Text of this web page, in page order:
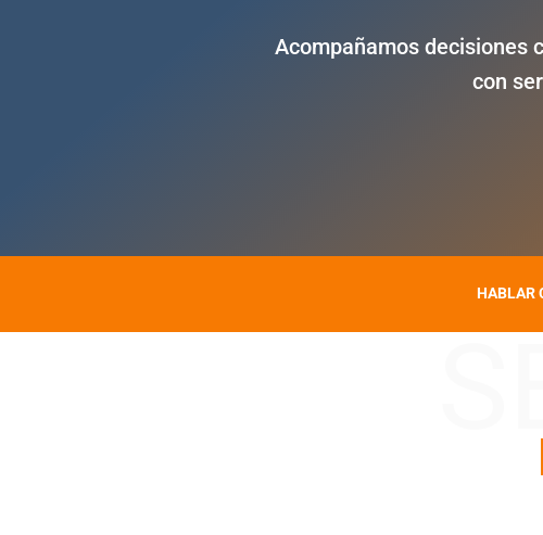
Acompañamos decisiones
con
HABLAR